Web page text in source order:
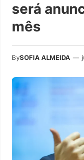
será
mês
BySOFIA ALMEIDA —